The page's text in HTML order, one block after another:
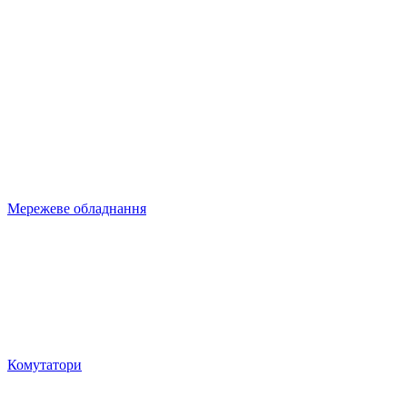
Мережеве обладнання
Комутатори